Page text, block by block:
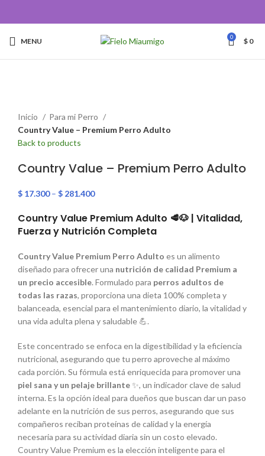
MENU 0 $ 0
Inicio
Para mi Perro
Country Value – Premium Perro Adulto
Back to products
Country Value – Premium Perro Adulto
$ 17.300 – $ 281.400
Country Value Premium Adulto 🥩🐶 | Vitalidad,
Fuerza y Nutrición Completa
Country Value Premium Perro Adulto es un alimento
diseñado para ofrecer una nutrición de calidad Premium a
un precio accesible. Formulado para perros adultos de
todas las razas, proporciona una dieta 100% completa y
balanceada, esencial para el mantenimiento diario, la vitalidad y
una vida adulta plena y saludable 💪.
Este concentrado se enfoca en la digestibilidad y la eficiencia
nutricional, asegurando que tu perro aproveche al máximo
cada porción. Su fórmula está enriquecida para promover una
piel sana y un pelaje brillante✨, un indicador clave de salud
interna. Es la opción ideal para dueños que buscan dar un paso
adelante en la nutrición de sus perros, asegurando que sus
compañeros reciban proteínas de calidad y la energía
necesaria para su actividad diaria sin un costo elevado.
Country Value Premium es la elección inteligente para el